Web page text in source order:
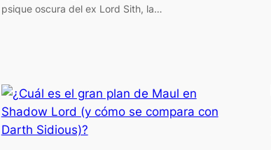
psique oscura del ex Lord Sith, la…